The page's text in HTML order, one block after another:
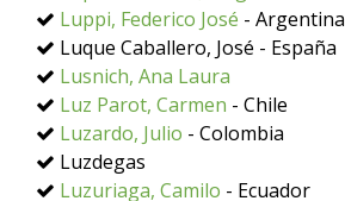
Luppi, Federico José - Argentina
Luque Caballero, José - España
Lusnich, Ana Laura
Luz Parot, Carmen - Chile
Luzardo, Julio - Colombia
Luzdegas
Luzuriaga, Camilo - Ecuador